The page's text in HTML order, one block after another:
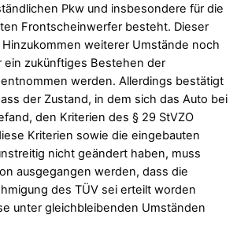
Pkw und insbesondere für die
Frontscheinwerfer besteht. Dieser
weiterer Umstände noch
ein zukünftiges Bestehen der
werden. Allerdings bestätigt
der Zustand, in dem sich das Auto bei
den Kriterien des § 29 StVZO
Kriterien sowie die eingebauten
nicht geändert haben, muss
ausgegangen werden, dass die
des TÜV sei erteilt worden
unter gleichbleibenden Umständen